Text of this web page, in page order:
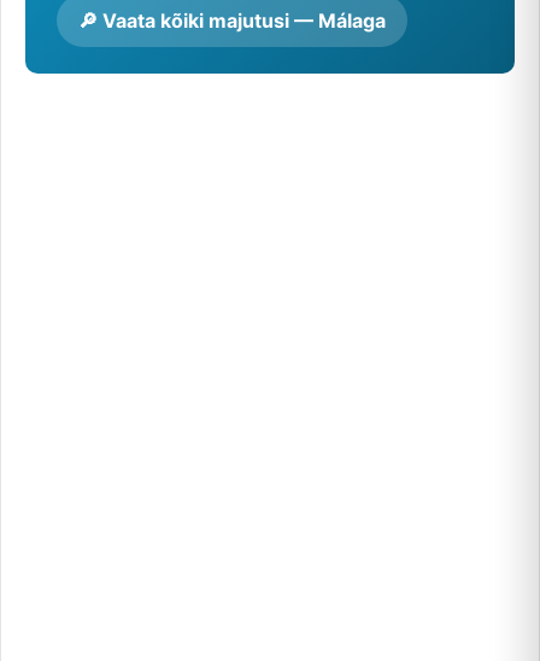
🔎 Vaata kõiki majutusi — Málaga